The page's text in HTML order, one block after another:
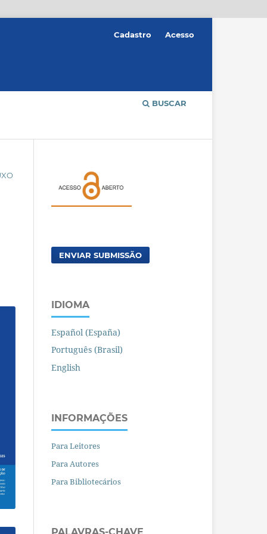
BUSCAR
Cadastro Acesso
ENVIAR SUBMISSÃO
IDIOMA
Español (España)
Português (Brasil)
English
INFORMAÇÕES
Para Leitores
Para Autores
Para Bibliotecários